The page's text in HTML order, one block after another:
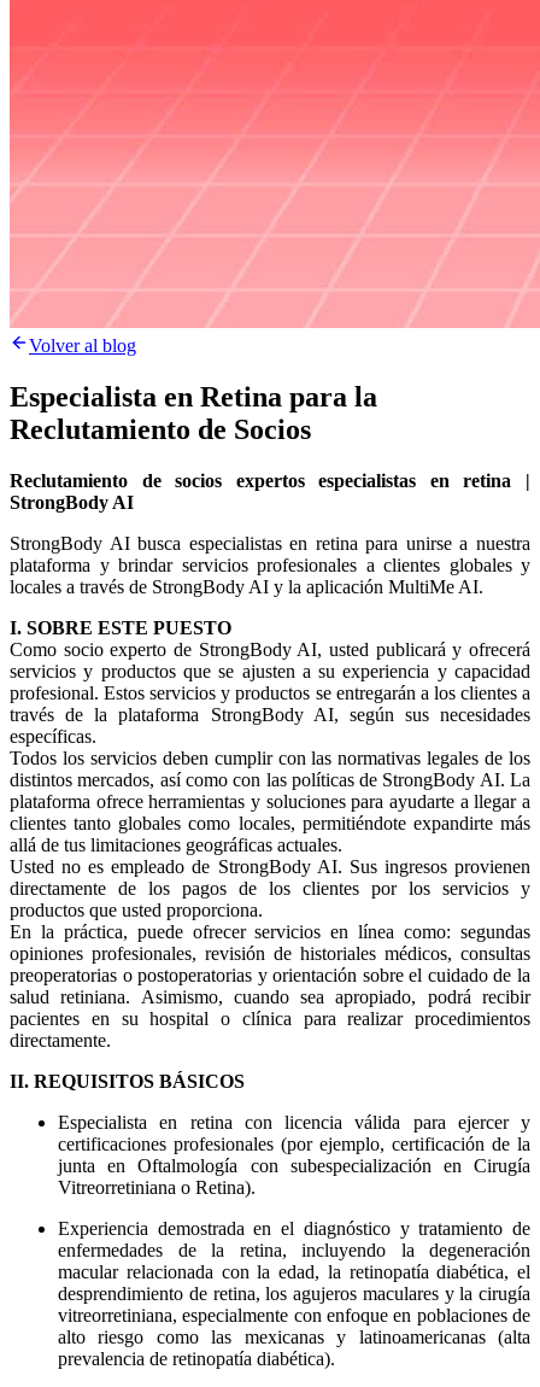
Volver al blog
Especialista en Retina para la
Reclutamiento de Socios
Reclutamiento de socios expertos especialistas en retina |
StrongBody AI
StrongBody AI busca especialistas en retina para unirse a nuestra
plataforma y brindar servicios profesionales a clientes globales y
locales a través de StrongBody AI y la aplicación MultiMe AI.
I. SOBRE ESTE PUESTO
Como socio experto de StrongBody AI, usted publicará y ofrecerá
servicios y productos que se ajusten a su experiencia y capacidad
profesional. Estos servicios y productos se entregarán a los clientes a
través de la plataforma StrongBody AI, según sus necesidades
específicas.
Todos los servicios deben cumplir con las normativas legales de los
distintos mercados, así como con las políticas de StrongBody AI. La
plataforma ofrece herramientas y soluciones para ayudarte a llegar a
clientes tanto globales como locales, permitiéndote expandirte más
allá de tus limitaciones geográficas actuales.
Usted no es empleado de StrongBody AI. Sus ingresos provienen
directamente de los pagos de los clientes por los servicios y
productos que usted proporciona.
En la práctica, puede ofrecer servicios en línea como: segundas
opiniones profesionales, revisión de historiales médicos, consultas
preoperatorias o postoperatorias y orientación sobre el cuidado de la
salud retiniana. Asimismo, cuando sea apropiado, podrá recibir
pacientes en su hospital o clínica para realizar procedimientos
directamente.
II. REQUISITOS BÁSICOS
Especialista en retina con licencia válida para ejercer y
certificaciones profesionales (por ejemplo, certificación de la
junta en Oftalmología con subespecialización en Cirugía
Vitreorretiniana o Retina).
Experiencia demostrada en el diagnóstico y tratamiento de
enfermedades de la retina, incluyendo la degeneración
macular relacionada con la edad, la retinopatía diabética, el
desprendimiento de retina, los agujeros maculares y la cirugía
vitreorretiniana, especialmente con enfoque en poblaciones de
alto riesgo como las mexicanas y latinoamericanas (alta
prevalencia de retinopatía diabética).